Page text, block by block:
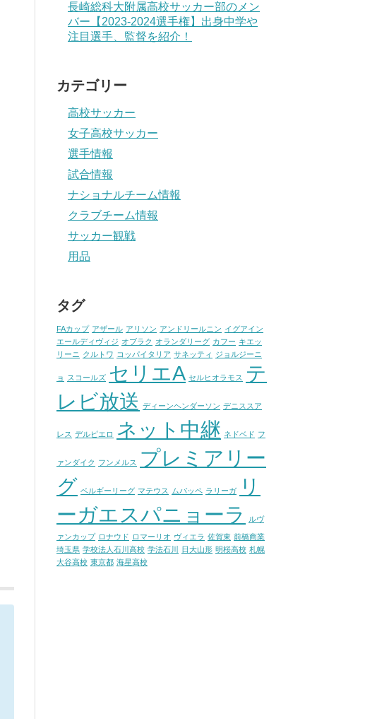
長崎総科大附属高校サッカー部のメン
バー【2023-2024選手権】出身中学や
注目選手、監督を紹介！
カテゴリー
高校サッカー
女子高校サッカー
選手情報
試合情報
ナショナルチーム情報
クラブチーム情報
サッカー観戦
用品
タグ
FAカップ アザール アリソン アンドリールニン イグアイン
エールディヴィジ オブラク オランダリーグ カフー キエッ
リーニ クルトワ コッパイタリア サネッティ ジョルジーニ
ョ スコールズ セリエA セルヒオラモス
テ
レビ放送 ディーンヘンダーソン デニススア
レス デルピエロ ネット中継 ネドベド フ
ァンダイク フンメルス
プレミアリー
グ ベルギーリーグ マテウス ムバッペ ラリーガ
リ
ーガエスパニョーラ
ルヴ
ァンカップ ロナウド ロマーリオ ヴィエラ 佐賀東 前橋商業
埼玉県 学校法人石川高校 学法石川 日大山形 明桜高校 札幌
大谷高校 東京都 海星高校